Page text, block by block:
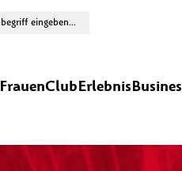
FrauenClubErlebnis